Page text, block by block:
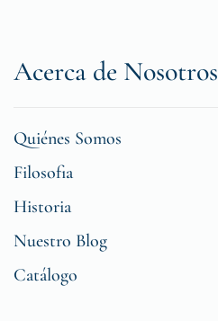
Acerca de Nosotros
Quiénes Somos
Filosofia
Historia
Nuestro Blog
Catálogo